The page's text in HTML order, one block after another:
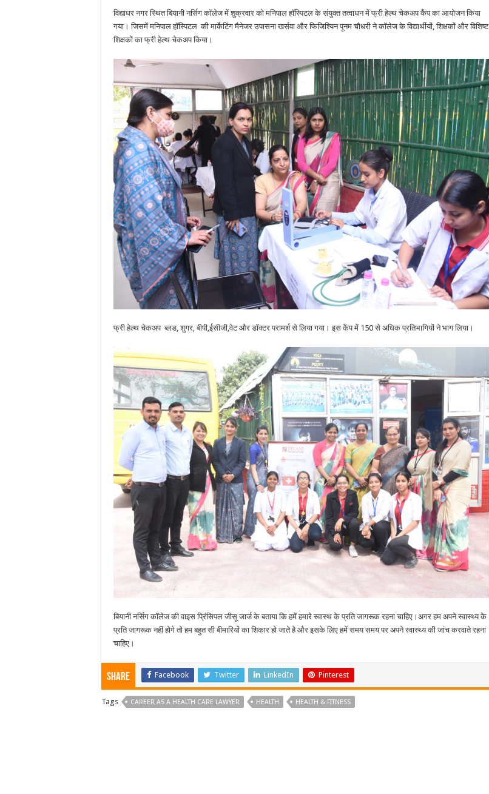
हेल्थ
चेकअप
कैंप
विद्याधर नगर स्थित बियानी नर्सिग कॉलेज में शुक्रवार को मनिपाल हॉस्पिटल के संयुक्त तत्वाधन में फ्री हेल्थ चेकअप कैंप का आयोजन किया
गया। जिसमें मनिपाल हॉस्पिटल की मार्केटिंग मैनेजर उपासना खर्सवा और फिजिश्यिन पूनम चौधरी ने कॉलेज के विद्यार्थीयों, शिक्षकों और विशिष्ट
शिक्षकों का फ्री हेल्थ चेकअप किया।
फ्री हेल्थ चेकअप ब्लड, शुगर, बीपी,ईसीजी,वेट और डॉक्टर परामर्श से लिया गया। इस कैंप में 150 से अधिक प्रतिभागियों ने भाग लिया।
बियानी नर्सिग कॉलेज की वाइस प्रिंसिपल जीसू जार्ज के बताया कि हमें हमारे स्वास्थ के प्रति जागरूक रहना चाहिए।अगर हम अपने स्वास्थ्य के
प्रति जागरूक नहीं होगे तो हम बहुत सी बीमारियों का शिकार हो जाते है और इसके लिए हमें समय समय पर अपने स्वास्थ्य की जांच करवाते रहना
चाहिए।
Share Facebook Twitter LinkedIn Pinterest
Tags CAREER AS A HEALTH CARE LAWYER HEALTH HEALTH & FITNESS